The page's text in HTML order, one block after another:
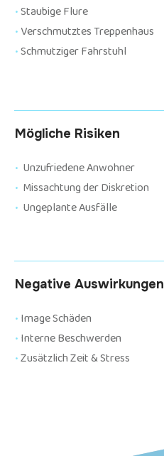
•Staubige Flure
•Verschmutztes Treppenhaus
•Schmutziger Fahrstuhl
Mögliche Risiken
• Unzufriedene Anwohner
• Missachtung der Diskretion
• Ungeplante Ausfälle
Negative Auswirkungen
•Image Schäden
•Interne Beschwerden
•Zusätzlich Zeit & Stress